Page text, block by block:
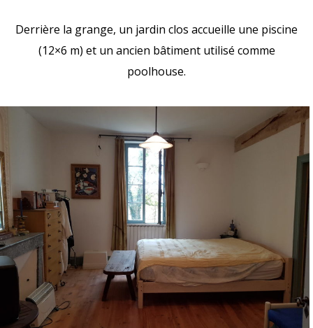
Derrière la grange, un jardin clos accueille une piscine
(12×6 m) et un ancien bâtiment utilisé comme
poolhouse.